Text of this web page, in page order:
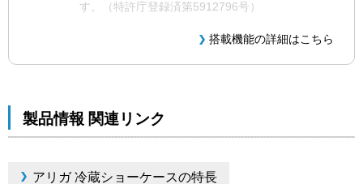
す。（特許庁登録済第5912796号）
搭載機能の詳細はこちら
製品情報 関連リンク
アリガ 冷蔵ショーケースの特長